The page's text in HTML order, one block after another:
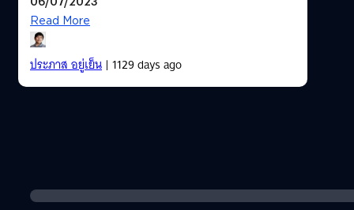
Read More
ประภาส อยู่เย็น| 1129 days ago